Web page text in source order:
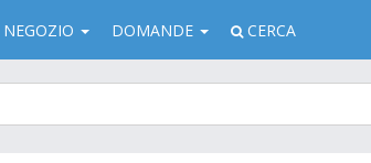
NEGOZIO DOMANDE CERCA